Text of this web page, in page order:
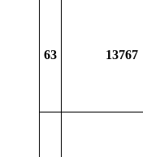
63 13767